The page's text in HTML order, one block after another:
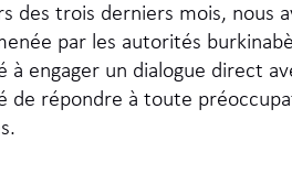
des trois derniers mois, nous
par les autorités
à engager un dialogue direct
de répondre à toute